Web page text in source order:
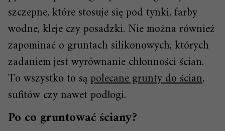
szczepne, które stosuje się pod tynki, farby
wodne, kleje czy posadzki. Nie można również
zapominać o gruntach silikonowych, których
zadaniem jest wyrównanie chłonności ścian.
To wszystko to sąpolecane grunty do ścian,
sufitów czy nawet podłogi.
Po co gruntować ściany?